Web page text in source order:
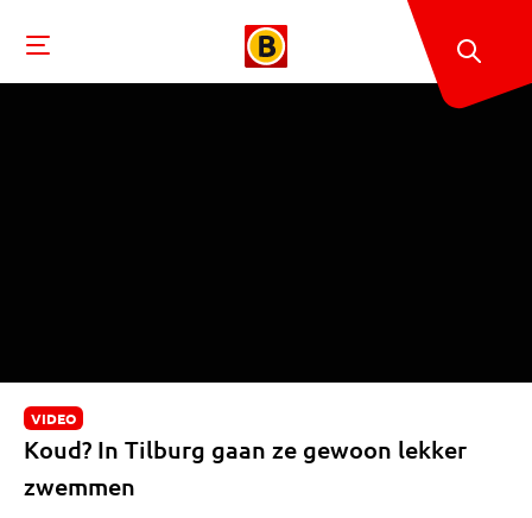
VIDEO
Koud? In Tilburg gaan ze gewoon lekker
zwemmen